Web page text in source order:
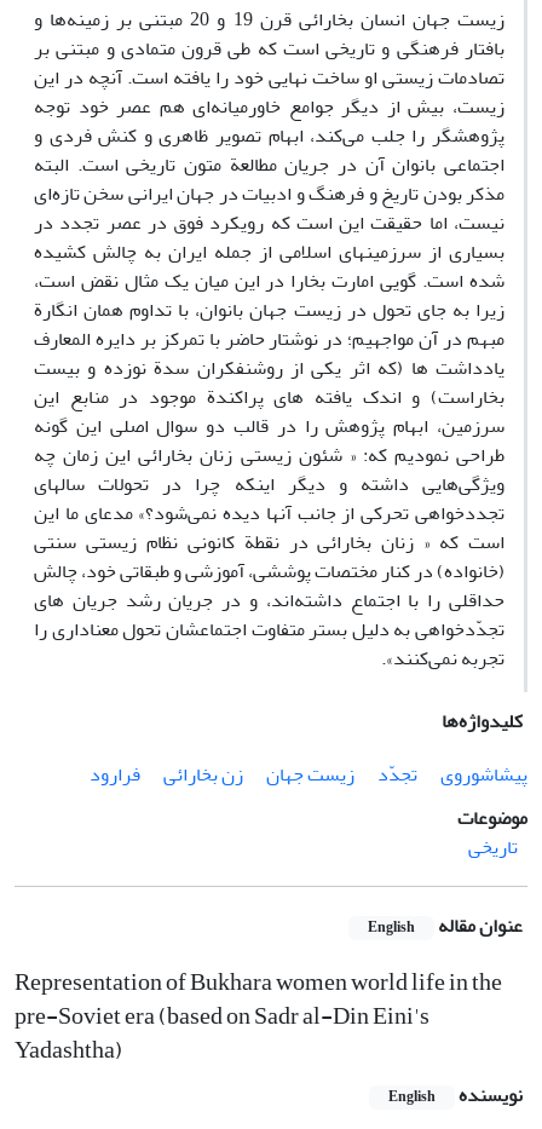
زیست جهان انسان بخارائی قرن 19 و 20 مبتنی بر زمینه‌ها و
بافتار فرهنگی و تاریخی است که طی قرون متمادی و مبتنی بر
تصادمات زیستی او ساخت نهایی خود را یافته است. آنچه در این
زیست، بیش از دیگر جوامع خاورمیانه‌ای هم عصر خود توجه
پژوهشگر را جلب می‌کند، ابهام تصویر ظاهری و کنش فردی و
اجتماعی بانوان آن در جریان مطالعة متون تاریخی است. البته
مذکر بودن تاریخ و فرهنگ و ادبیات در جهان ایرانی سخن تازه‌ای
نیست، اما حقیقت این است که رویکرد فوق در عصر تجدد در
بسیاری از سرزمینهای اسلامی از جمله ایران به چالش کشیده
شده است. گویی امارت بخارا در این میان یک مثال نقض است،
زیرا به جای تحول در زیست جهان بانوان، با تداوم همان انگارة
مبهم در آن مواجهیم؛ در نوشتار حاضر با تمرکز بر دایره المعارف
یادداشت ها (که اثر یکی از روشنفکران سدة نوزده و بیست
بخاراست) و اندک یافته های پراکندة موجود در منابع این
سرزمین، ابهام پژوهش را در قالب دو سوال اصلی این گونه
طراحی نمودیم که: « شئون زیستی زنان بخارائی این زمان چه
ویژگی‌هایی داشته و دیگر اینکه چرا در تحولات سالهای
تجددخواهی تحرکی از جانب آنها دیده نمی‌شود؟» مدعای ما این
است که « زنان بخارائی در نقطة کانونی نظام زیستی سنتی
(خانواده) در کنار مختصات پوششی، آموزشی و طبقاتی خود، چالش
حداقلی را با اجتماع داشته‌اند، و در جریان رشد جریان های
تجدّدخواهی به دلیل بستر متفاوت اجتماعشان تحول معناداری را
تجربه نمی‌کنند».
کلیدواژه‌ها
پیشاشوروی
تجدّد زیست جهان زن بخارائی
فرارود
موضوعات
تاریخی
عنوان مقاله English
Representation of Bukhara women world life in the
pre-Soviet era (based on Sadr al-Din Eini's
Yadashtha)
نویسنده English